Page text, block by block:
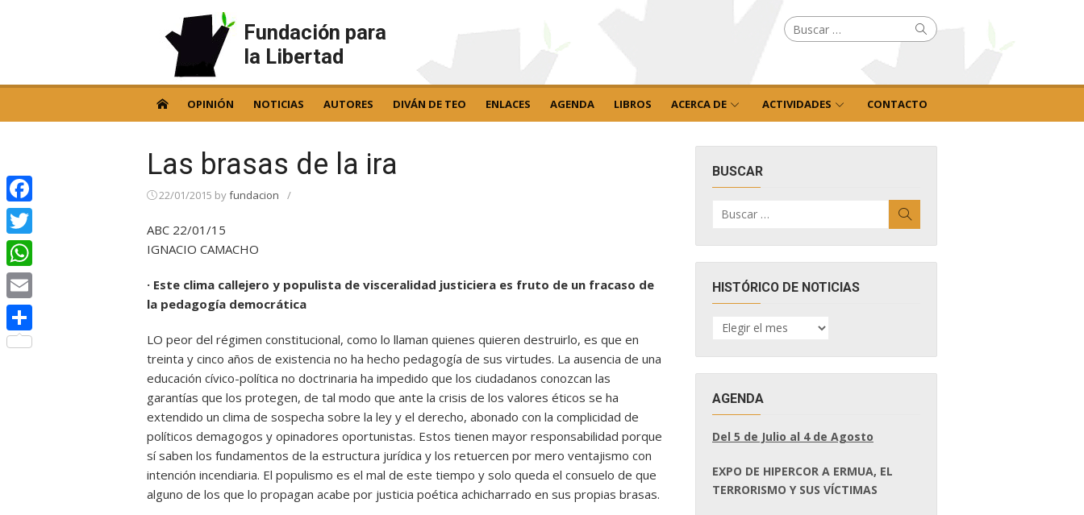
Fundación para
la Libertad
Buscar
por: Buscar
OPINIÓN NOTICIAS AUTORES DIVÁN DE TEO ENLACES AGENDA LIBROS ACERCA DE ACTIVIDADES CONTACTO
Las brasas de la ira
22/01/2015 byfundacion /
ABC 22/01/15
IGNACIO CAMACHO
· Este clima callejero y populista de visceralidad justiciera es fruto de un fracaso de
la pedagogía democrática
LO peor del régimen constitucional, como lo llaman quienes quieren destruirlo, es que en
treinta y cinco años de existencia no ha hecho pedagogía de sus virtudes. La ausencia de una
educación cívico-política no doctrinaria ha impedido que los ciudadanos conozcan las
garantías que los protegen, de tal modo que ante la crisis de los valores éticos se ha
extendido un clima de sospecha sobre la ley y el derecho, abonado con la complicidad de
políticos demagogos y opinadores oportunistas. Estos tienen mayor responsabilidad porque
sí saben los fundamentos de la estructura jurídica y los retuercen por mero ventajismo con
intención incendiaria. El populismo es el mal de este tiempo y solo queda el consuelo de que
alguno de los que lo propagan acabe por justicia poética achicharrado en sus propias brasas.
BUSCAR
por:
HISTÓRICO DE NOTICIAS
HISTÓRICO
DE
AGENDA
Del 5 de Julio al 4 de Agosto
EXPO DE HIPERCOR A ERMUA, EL
TERRORISMO Y SUS VÍCTIMAS
Facebook
Twitter
WhatsApp
Email
Compartir